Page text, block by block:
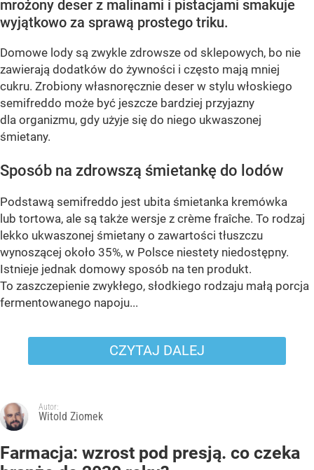
mrożony deser z malinami i pistacjami smakuje
wyjątkowo za sprawą prostego triku.
Domowe lody są zwykle zdrowsze od sklepowych, bo nie
zawierają dodatków do żywności i często mają mniej
cukru. Zrobiony własnoręcznie deser w stylu włoskiego
semifreddo może być jeszcze bardziej przyjazny
dla organizmu, gdy użyje się do niego ukwaszonej
śmietany.
Sposób na zdrowszą śmietankę do lodów
Podstawą semifreddo jest ubita śmietanka kremówka
lub tortowa, ale są także wersje z crème fraîche. To rodzaj
lekko ukwaszonej śmietany o zawartości tłuszczu
wynoszącej około 35%, w Polsce niestety niedostępny.
Istnieje jednak domowy sposób na ten produkt.
To zaszczepienie zwykłego, słodkiego rodzaju małą porcja
fermentowanego napoju...
CZYTAJ DALEJ
Autor:
Witold Ziomek
Farmacja: wzrost pod presją. co czeka